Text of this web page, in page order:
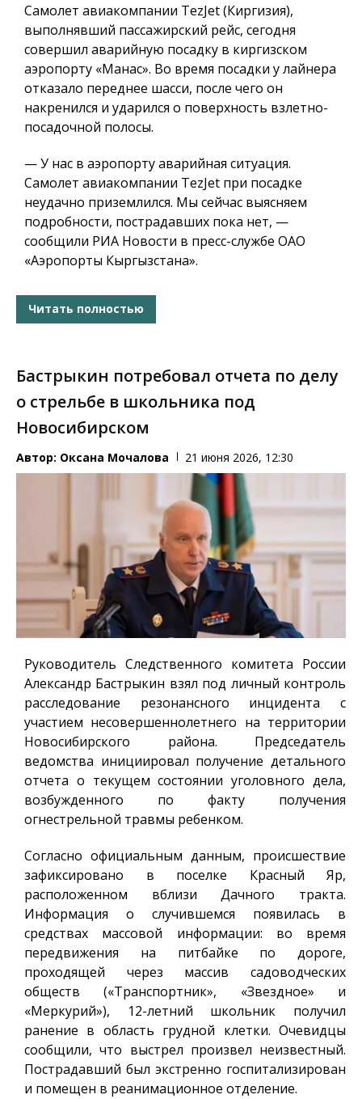
Самолет авиакомпании TezJet (Киргизия),
выполнявший пассажирский рейс, сегодня
совершил аварийную посадку в киргизском
аэропорту «Манас». Во время посадки у лайнера
отказало переднее шасси, после чего он
накренился и ударился о поверхность взлетно-
посадочной полосы.
— У нас в аэропорту аварийная ситуация.
Самолет авиакомпании TezJet при посадке
неудачно приземлился. Мы сейчас выясняем
подробности, пострадавших пока нет, —
сообщили РИА Новости в пресс-службе ОАО
«Аэропорты Кыргызстана».
Читать полностью
Бастрыкин потребовал отчета по делу
о стрельбе в школьника под
Новосибирском
Автор: Оксана Мочалова 21 июня 2026, 12:30
Руководитель Следственного комитета России
Александр Бастрыкин взял под личный контроль
расследование резонансного инцидента с
участием несовершеннолетнего на территории
Новосибирского района. Председатель
ведомства инициировал получение детального
отчета о текущем состоянии уголовного дела,
возбужденного по факту получения
огнестрельной травмы ребенком.
Согласно официальным данным, происшествие
зафиксировано в поселке Красный Яр,
расположенном вблизи Дачного тракта.
Информация о случившемся появилась в
средствах массовой информации: во время
передвижения на питбайке по дороге,
проходящей через массив садоводческих
обществ («Транспортник», «Звездное» и
«Меркурий»), 12-летний школьник получил
ранение в область грудной клетки. Очевидцы
сообщили, что выстрел произвел неизвестный.
Пострадавший был экстренно госпитализирован
и помещен в реанимационное отделение.